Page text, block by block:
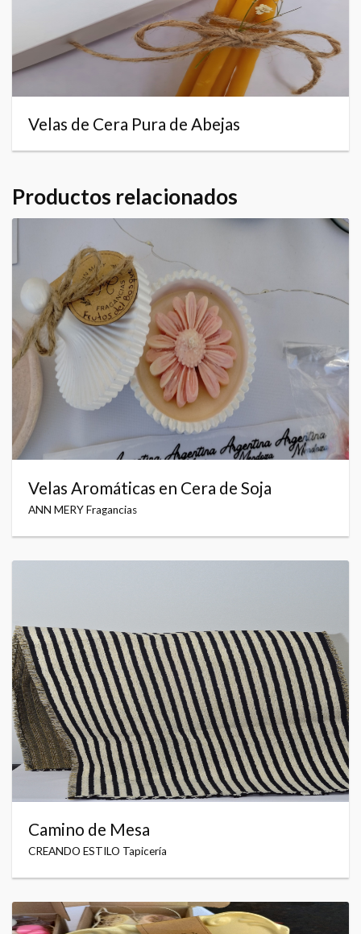
Velas de Cera Pura de Abejas
Productos relacionados
Velas Aromáticas en Cera de Soja
ANN MERY Fragancias
Camino de Mesa
CREANDO ESTILO Tapicería